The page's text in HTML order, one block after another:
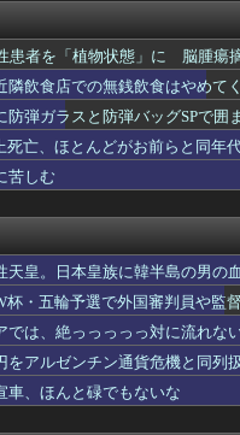
な
とうとする旦那。義弟がいな
けど自分を棚上げしてよくそ
ルで美しい…！」外国人が感
んｗ」ぼく「どれどれ…」ガ
くれたことあるんだがｗｗｗ
爆誕。自宅や職場をパチンコ屋
給の件数「把握していない」
れるｗｗｗｗｗ
さなのかな」【藤嶌果歩 1st写
くなる（※画像あり）
に現れるｗｗｗ
クイズｗ【乃木坂46】
してもらうトピ
の付いたバスタオルとか、賞
患者を「植物状態」に 脳腫瘍
飲食店での無銭飲食はやめて
弾ガラスと防弾バッグSPで囲
死亡、ほとんどがお前らと同年
苦しむ
皇。日本皇族に韓半島の男の
杯・五輪予選で外国審判員や監
では、絶っっっっっ対に流れな
をアルゼンチン通貨危機と同列
車、ほんと碌でもないな